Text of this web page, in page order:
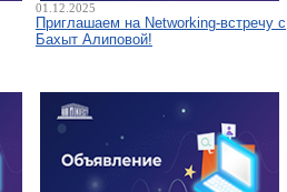
01.12.2025
Приглашаем на Networking-встречу с
Бахыт Алиповой!